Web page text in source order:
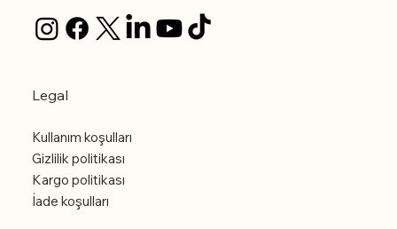
Legal
Kullanım koşulları
Gizlilik politikası
Kargo politikası
İade koşulları